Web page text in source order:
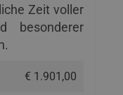
Zeit voller
besonderer
€ 1.901,00